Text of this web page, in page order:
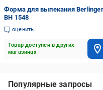
Форма для выпекания Berlinger
BH 1548
оценить
Товар доступен в других
магазинах
Популярные запросы